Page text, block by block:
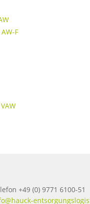
F
+49 (0) 9771 6100-51